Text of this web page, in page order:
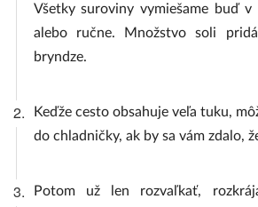
Všetky suroviny vymiešame buď
alebo ručne. Množstvo soli
bryndze.
2.
Keďže cesto obsahuje veľa tuku,
do chladničky, ak by sa vám zdalo,
3.
Potom už len rozvaľkať,